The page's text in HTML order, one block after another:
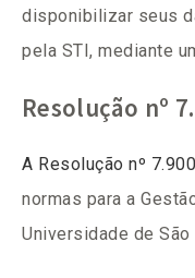
disponibilizar seus
pela STI, mediante
Resolução nº
A Resolução nº
normas para a
Universidade de São